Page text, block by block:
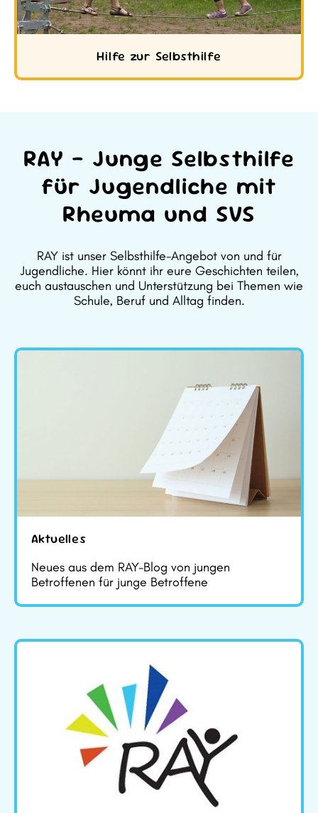
Hilfe zur Selbsthilfe
RAY – Junge Selbsthilfe
für Jugendliche mit
Rheuma und SVS
RAY ist unser Selbsthilfe-Angebot von und für
Jugendliche. Hier könnt ihr eure Geschichten teilen,
euch austauschen und Unterstützung bei Themen wie
Schule, Beruf und Alltag finden.
Aktuelles
Neues aus dem RAY-Blog von jungen
Betroffenen für junge Betroffene